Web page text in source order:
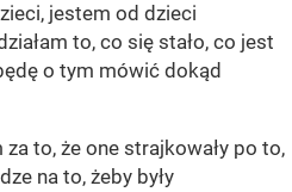
jestem od dzieci
to, co się stało, co jest
o tym mówić dokąd
to, że one strajkowały po to,
na to, żeby były